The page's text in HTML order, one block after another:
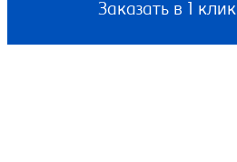
Заказать в 1 клик